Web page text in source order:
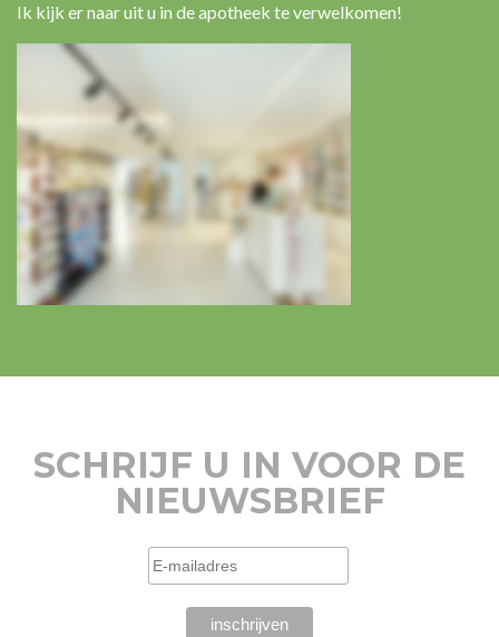
Ik kijk er naar uit u in de apotheek te verwelkomen!
SCHRIJF U IN VOOR DE
NIEUWSBRIEF